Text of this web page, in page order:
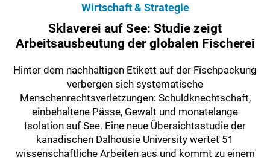
Wirtschaft & Strategie
Sklaverei auf See: Studie zeigt
Arbeitsausbeutung der globalen Fischerei
Hinter dem nachhaltigen Etikett auf der Fischpackung
verbergen sich systematische
Menschenrechtsverletzungen: Schuldknechtschaft,
einbehaltene Pässe, Gewalt und monatelange
Isolation auf See. Eine neue Übersichtsstudie der
kanadischen Dalhousie University wertet 51
wissenschaftliche Arbeiten aus und kommt zu einem